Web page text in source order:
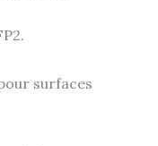
surfaces